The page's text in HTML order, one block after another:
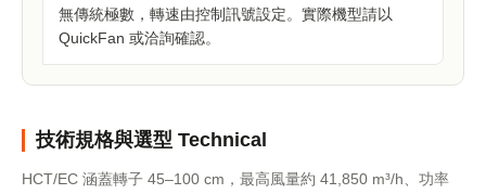
無傳統極數，轉速由控制訊號設定。實際機型請以
QuickFan 或洽詢確認。
技術規格與選型 Technical
HCT/EC 涵蓋轉子 45–100 cm，最高風量約 41,850 m³/h、功率